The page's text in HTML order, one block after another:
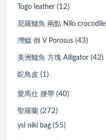
Togo leather (12)
尼羅鱷魚 兩點 Nilo crocodile
灣鱷 倒 V Porosus (43)
美洲鱷魚 方塊 Alligator (42)
鴕鳥皮 (1)
愛馬仕 腰帶 (40)
聖羅蘭 (272)
ysl niki bag (55)